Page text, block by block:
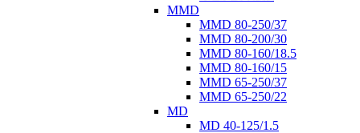
MMD
MMD 80-250/37
MMD 80-200/30
MMD 80-160/18.5
MMD 80-160/15
MMD 65-250/37
MMD 65-250/22
MD
MD 40-125/1.5